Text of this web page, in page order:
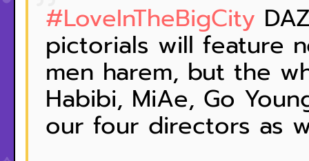
#LoveInTheBigCity
pictorials will feature
men harem, but the
Habibi, MiAe, Go
our four directors as